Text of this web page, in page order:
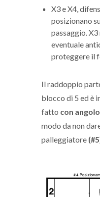
X3 e X4,
posizionano
passaggio.
eventuale
proteggere il
Il raddoppio
blocco di 5 ed è
fatto con
modo da non
palleggiatore